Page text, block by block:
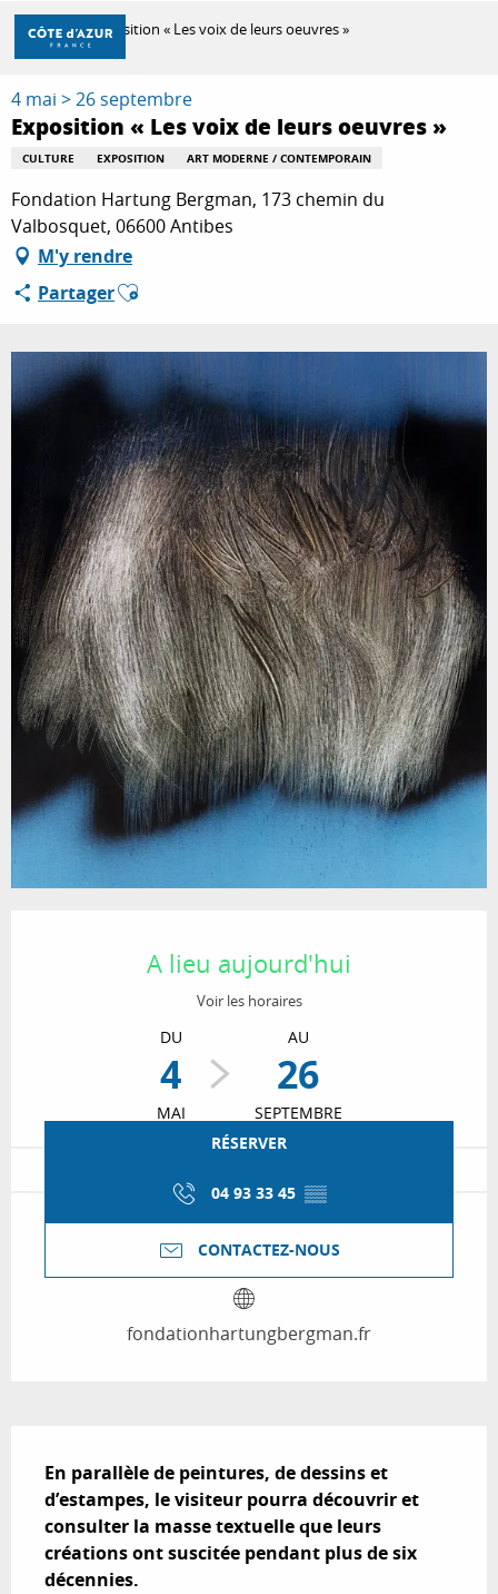
Aller
contenu
principal
DÉCOUVRIR
À FAIRE
SÉJOURNER
Accueil Exposition « Les voix de leurs oeuvres »
4 mai > 26 septembre
Exposition « Les voix de leurs oeuvres »
CULTURE EXPOSITION ART MODERNE / CONTEMPORAIN
Fondation Hartung Bergman, 173 chemin du
Valbosquet, 06600 Antibes
M'y rendre
PartagerAjouter aux favoris
A lieu aujourd'hui
Voir les horaires
DU
4
MAI
AU
26
SEPTEMBRE
RÉSERVER
04 93 33 45 ▒▒
CONTACTEZ-NOUS
fondationhartungbergman.fr
En parallèle de peintures, de dessins et
d’estampes, le visiteur pourra découvrir et
consulter la masse textuelle que leurs
créations ont suscitée pendant plus de six
décennies.